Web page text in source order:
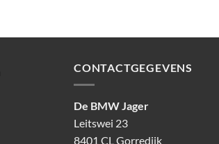
CONTACTGEGEVENS
De BMW Jager
Leitswei 23
8401 CL Gorredijk